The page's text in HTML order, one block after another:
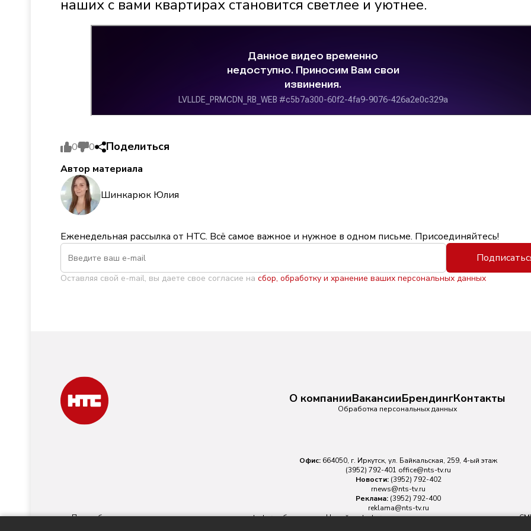
наших с вами квартирах становится светлее и уютнее.
0 0 Поделиться
Автор материала
Шинкарюк Юлия
Еженедельная рассылка от НТС. Всё самое важное и нужное в одном письме. Присоединяйтесь!
Оставляя свой e-mail, вы даете свое согласие на сбор, обработку и хранение ваших персональных данных
О компанииВакансииБрендингКонтакты
Обработка персональных данных
Офис: 664050, г. Иркутск, ул. Байкальская, 259, 4-ый этаж
(3952) 792-401 office@nts-tv.ru
Новости: (3952) 792-402
rnews@nts-tv.ru
Реклама: (3952) 792-400
reklama@nts-tv.ru
При любом использовании материалов ссылка наnts-tv.ruобязательна. На сайте nts-tv.ru размещаются в том числе материалы